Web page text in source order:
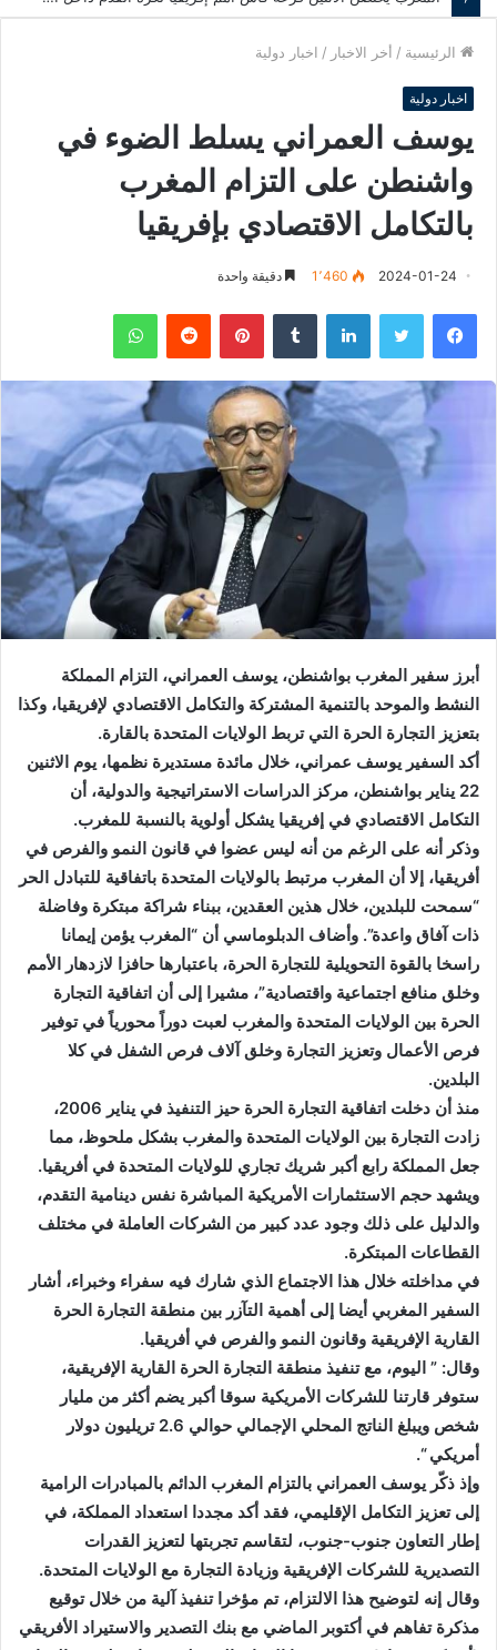
الرئيسية / أخر الاخبار / اخبار دولية
اخبار دولية
يوسف العمراني يسلط الضوء في
واشنطن على التزام المغرب
بالتكامل الاقتصادي بإفريقيا
2024-01-24 1٬460 دقيقة واحدة
فيسبوك لينكدإن بينتيريست
أبرز سفير المغرب بواشنطن، يوسف العمراني، التزام المملكة
النشط والموحد بالتنمية المشتركة والتكامل الاقتصادي لإفريقيا، وكذا
بتعزيز التجارة الحرة التي تربط الولايات المتحدة بالقارة.
أكد السفير يوسف عمراني، خلال مائدة مستديرة نظمها، يوم الاثنين
22 يناير بواشنطن، مركز الدراسات الاستراتيجية والدولية، أن
التكامل الاقتصادي في إفريقيا يشكل أولوية بالنسبة للمغرب.
وذكر أنه على الرغم من أنه ليس عضوا في قانون النمو والفرص في
أفريقيا، إلا أن المغرب مرتبط بالولايات المتحدة باتفاقية للتبادل الحر
“سمحت للبلدين، خلال هذين العقدين، ببناء شراكة مبتكرة وفاضلة
ذات آفاق واعدة”. وأضاف الدبلوماسي أن “المغرب يؤمن إيمانا
راسخا بالقوة التحويلية للتجارة الحرة، باعتبارها حافزا لازدهار الأمم
وخلق منافع اجتماعية واقتصادية”، مشيرا إلى أن اتفاقية التجارة
الحرة بين الولايات المتحدة والمغرب لعبت دوراً محورياً في توفير
فرص الأعمال وتعزيز التجارة وخلق آلاف فرص الشفل في كلا
البلدين.
منذ أن دخلت اتفاقية التجارة الحرة حيز التنفيذ في يناير 2006،
زادت التجارة بين الولايات المتحدة والمغرب بشكل ملحوظ، مما
جعل المملكة رابع أكبر شريك تجاري للولايات المتحدة في أفريقيا.
ويشهد حجم الاستثمارات الأمريكية المباشرة نفس دينامية التقدم،
والدليل على ذلك وجود عدد كبير من الشركات العاملة في مختلف
القطاعات المبتكرة.
في مداخلته خلال هذا الاجتماع الذي شارك فيه سفراء وخبراء، أشار
السفير المغربي أيضا إلى أهمية التآزر بين منطقة التجارة الحرة
القارية الإفريقية وقانون النمو والفرص في أفريقيا.
وقال: ” اليوم، مع تنفيذ منطقة التجارة الحرة القارية الإفريقية،
ستوفر قارتنا للشركات الأمريكية سوقا أكبر يضم أكثر من مليار
شخص ويبلغ الناتج المحلي الإجمالي حوالي 2.6 تريليون دولار
أمريكي “.
وإذ ذكّر يوسف العمراني بالتزام المغرب الدائم بالمبادرات الرامية
إلى تعزيز التكامل الإقليمي، فقد أكد مجددا استعداد المملكة، في
إطار التعاون جنوب-جنوب، لتقاسم تجربتها لتعزيز القدرات
التصديرية للشركات الإفريقية وزيادة التجارة مع الولايات المتحدة.
وقال إنه لتوضيح هذا الالتزام، تم مؤخرا تنفيذ آلية من خلال توقيع
مذكرة تفاهم في أكتوبر الماضي مع بنك التصدير والاستيراد الأفريقي